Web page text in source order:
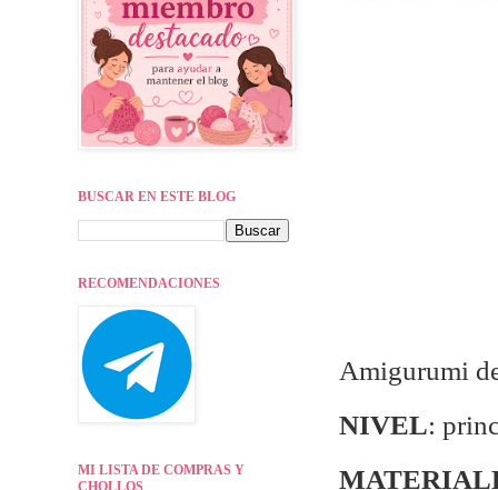
Amigurumi
NIVEL:
BUSCAR EN ESTE BLOG
RECOMENDACIONES
MI LISTA DE COMPRAS Y
CHOLLOS